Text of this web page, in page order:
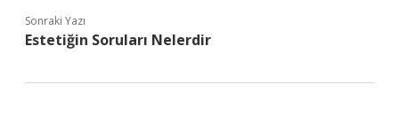
Sonraki Yazı
Estetiğin Soruları Nelerdir